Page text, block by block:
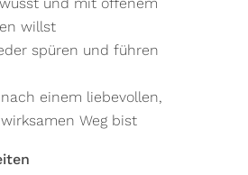
willst
spüren und führen
einem liebevollen,
Weg bist